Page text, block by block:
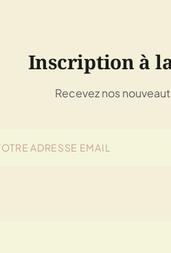
Inscription à
Recevez nos